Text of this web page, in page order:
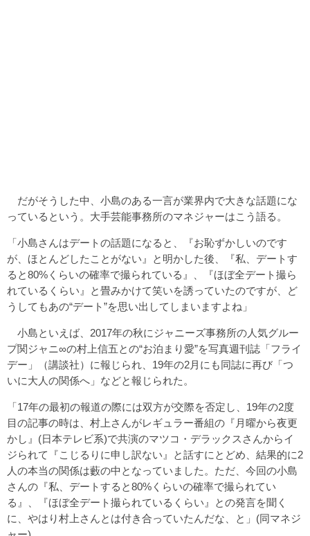
だがそうした中、小島のある一言が業界内で大きな話題にな
っているという。大手芸能事務所のマネジャーはこう語る。
「小島さんはデートの話題になると、『お恥ずかしいのです
が、ほとんどしたことがない』と明かした後、『私、デートす
ると80%くらいの確率で撮られている』、『ほぼ全デート撮ら
れているくらい』と畳みかけて笑いを誘っていたのですが、ど
うしてもあの“デート”を思い出してしまいますよね」
小島といえば、2017年の秋にジャニーズ事務所の人気グルー
プ関ジャニ∞の村上信五との“お泊まり愛”を写真週刊誌「フライ
デー」（講談社）に報じられ、19年の2月にも同誌に再び「つ
いに大人の関係へ」などと報じられた。
「17年の最初の報道の際には双方が交際を否定し、19年の2度
目の記事の時は、村上さんがレギュラー番組の『月曜から夜更
かし』(日本テレビ系)で共演のマツコ・デラックスさんからイ
ジられて『こじるりに申し訳ない』と話すにとどめ、結果的に2
人の本当の関係は藪の中となっていました。ただ、今回の小島
さんの『私、デートすると80%くらいの確率で撮られてい
る』、『ほぼ全デート撮られているくらい』との発言を聞く
に、やはり村上さんとは付き合っていたんだな、と」(同マネジ